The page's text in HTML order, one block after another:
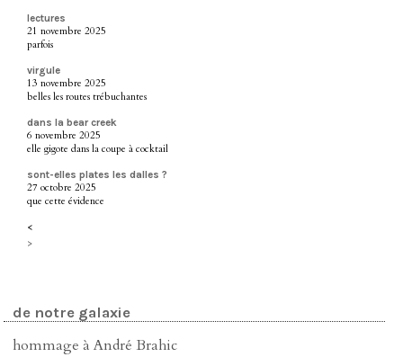
lectures
21 novembre 2025
parfois
virgule
13 novembre 2025
belles les routes trébuchantes
dans la bear creek
6 novembre 2025
elle gigote dans la coupe à cocktail
sont-elles plates les dalles ?
27 octobre 2025
que cette évidence
<
>
de notre galaxie
hommage à André Brahic